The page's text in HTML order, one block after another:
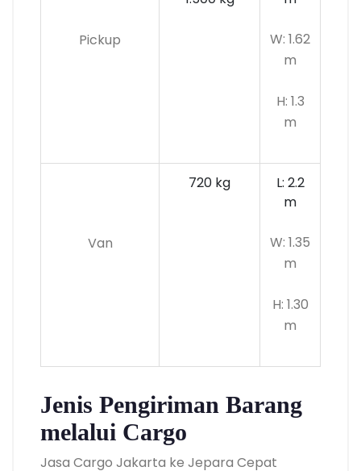
Pickup
W: 1.62
m
H: 1.3
m
Van
720 kg
L: 2.2
m
W: 1.35
m
H: 1.30
m
Jenis Pengiriman Barang
melalui Cargo
Jasa Cargo Jakarta ke Jepara Cepat